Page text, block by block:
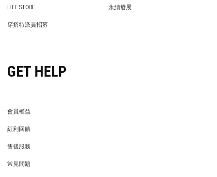
LIFE STORE
永續發展
穿搭特派員招募
GET HELP
會員權益
紅利回饋
售後服務
常見問題